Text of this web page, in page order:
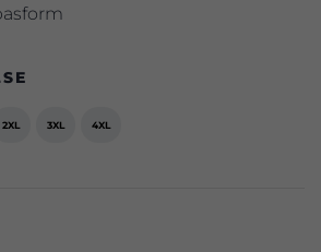
2XL 3XL 4XL